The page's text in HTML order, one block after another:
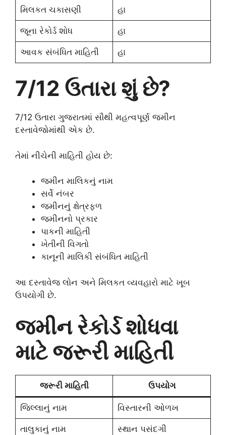
મિલકત ચકાસણી હા
જૂના રેકોર્ડ શોધ હા
આવક સંબંધિત માહિતી હા
7/12 ઉતારા શું છે?
7/12 ઉતારા ગુજરાતમાં સૌથી મહત્વપૂર્ણ જમીન
દસ્તાવેજોમાંથી એક છે.
તેમાં નીચેની માહિતી હોય છે:
જમીન માલિકનું નામ
સર્વે નંબર
જમીનનું ક્ષેત્રફળ
જમીનનો પ્રકાર
પાકની માહિતી
ખેતીની વિગતો
કાનૂની માલિકી સંબંધિત માહિતી
આ દસ્તાવેજ લોન અને મિલકત વ્યવહારો માટે ખૂબ
ઉપયોગી છે.
જમીન રેકોર્ડ શોધવા
માટે જરૂરી માહિતી
જરૂરી માહિતી ઉપયોગ
જિલ્લાનું નામ વિસ્તારની ઓળખ
તાલુકાનું નામ સ્થાન પસંદગી